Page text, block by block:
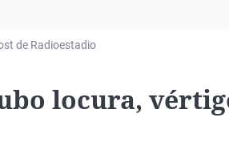
de Radioestadio
locura,